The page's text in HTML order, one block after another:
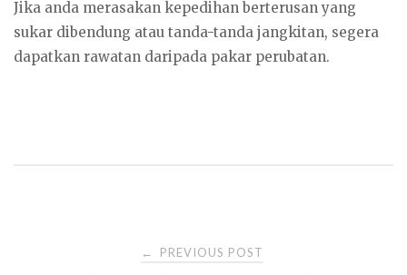
Jika anda merasakan kepedihan berterusan yang
sukar dibendung atau tanda-tanda jangkitan, segera
dapatkan rawatan daripada pakar perubatan.
← PREVIOUS POST